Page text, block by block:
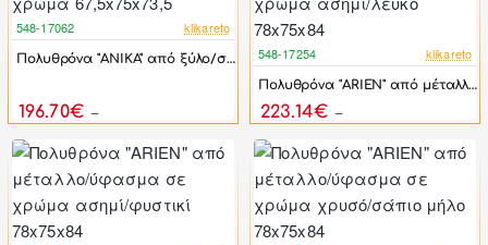
-44%
548-17062 klikareto
Πολυθρόνα "ANIKA" από ξύλο/σχοινί σε φυσικό χρώμα 67,5x75x73,5
196.70€
-44%
548-17254 klikareto
Πολυθρόνα "ARIEN" από μέταλλο/ύφασμα σε χρώμα ασημί/λευκό 78x75x84
223.14€